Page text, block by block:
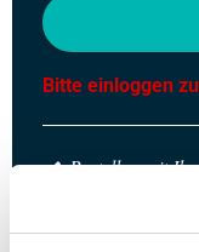
Bitte einloggen
Bestellen mit
Verfolgen Sie